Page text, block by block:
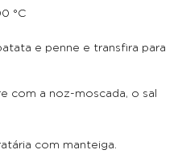
°C
e penne e transfira para
com a noz-moscada, o sal
com manteiga.